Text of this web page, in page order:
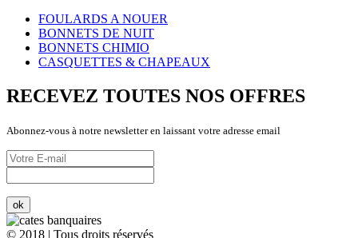
FOULARDS A NOUER
BONNETS DE NUIT
BONNETS CHIMIO
CASQUETTES & CHAPEAUX
RECEVEZ TOUTES NOS OFFRES
Abonnez-vous à notre newsletter en laissant votre adresse email
© 2018 | Tous droits réservés